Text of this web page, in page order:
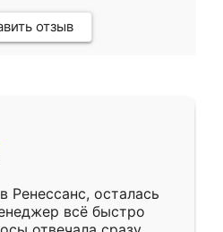
отзыв
Ренессанс, осталась
всё быстро